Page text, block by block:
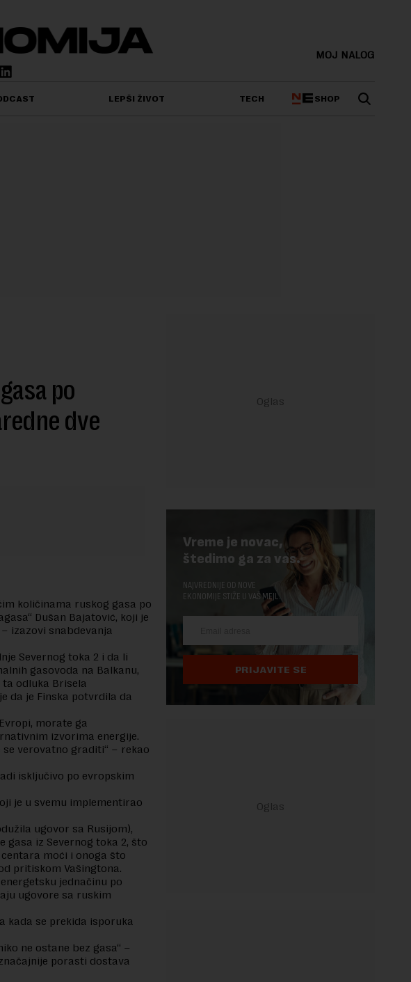
MOJ NALOG
LEPŠI ŽIVOT TECH SHOP
po
dve
količinama ruskog gasa po
Dušan Bajatović, koji je
izazovi snabdevanja
Severnog toka 2 i da li
gasovoda na Balkanu,
odluka Brisela
da je Finska potvrdila da
morate ga
izvorima energije.
verovatno graditi“ – rekao
isključivo po evropskim
je u svemu implementirao
ugovor sa Rusijom),
gasa iz Severnog toka 2, što
moći i onoga što
pritiskom Vašingtona.
jednačinu po
ugovore sa ruskim
kada se prekida isporuka
ne ostane bez gasa“ –
porasti dostava
Vreme je novac,
štedimo ga za vas.
NAJVREDNIJE OD NOVE
EKONOMIJE STIŽE U VAŠ MEJL.
PRIJAVITE SE